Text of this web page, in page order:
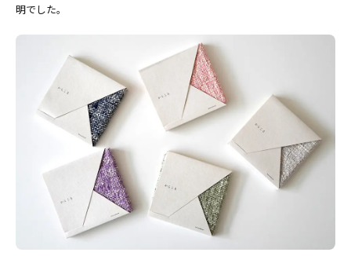
明でした。